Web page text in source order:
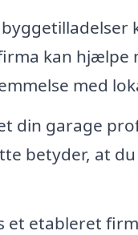
kan hjælpe
med
din garage
betyder, at
et etableret